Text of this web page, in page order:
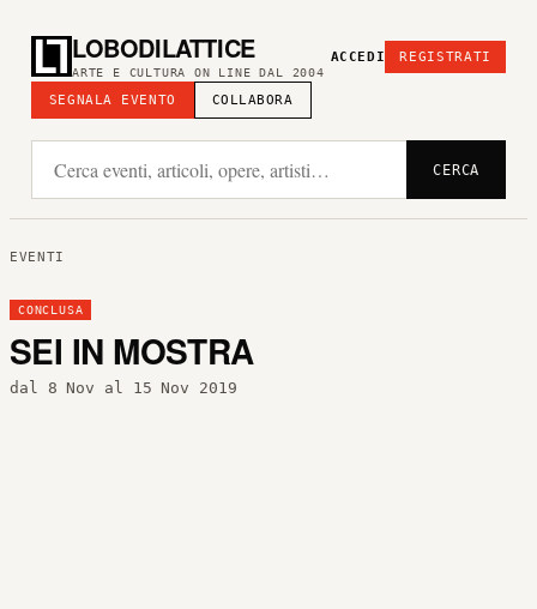
LOBODILATTICE
ARTE E CULTURA ON LINE DAL 2004
SEGNALA EVENTO COLLABORA
ACCEDI REGISTRATI
CERCA
EVENTI
CONCLUSA
SEI IN MOSTRA
dal 8 Nov al 15 Nov 2019